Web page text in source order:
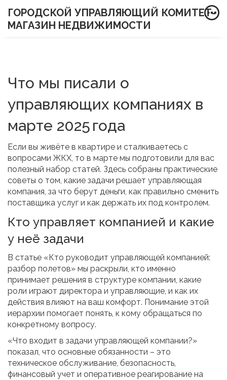
ГОРОДСКОЙ УПРАВЛЯЮЩИЙ КОМИТЕТ-
МАГАЗИН НЕДВИЖИМОСТИ
Что мы писали о
управляющих компаниях в
марте 2025 года
Если вы живёте в квартире и сталкиваетесь с
вопросами ЖКХ, то в марте мы подготовили для вас
полезный набор статей. Здесь собраны практические
советы о том, какие задачи решает управляющая
компания, за что берут деньги, как правильно сменить
поставщика услуг и как держать их под контролем.
Кто управляет компанией и какие
у неё задачи
В статье «Кто руководит управляющей компанией:
разбор полетов» мы раскрыли, кто именно
принимает решения в структуре компании, какие
роли играют директора и управляющие, и как их
действия влияют на ваш комфорт. Понимание этой
иерархии помогает понять, к кому обращаться по
конкретному вопросу.
«Что входит в задачи управляющей компании?»
показал, что основные обязанности – это
техническое обслуживание, безопасность,
финансовый учет и оперативное реагирование на